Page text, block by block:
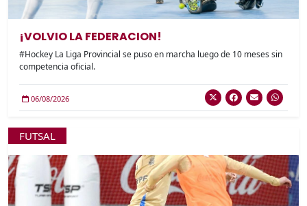
¡VOLVIO LA FEDERACION!
#Hockey La Liga Provincial se puso en marcha luego de 10 meses sin
competencia oficial.
06/08/2026
FUTSAL